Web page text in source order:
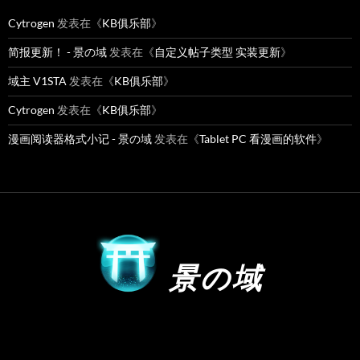
Cytrogen 发表在《KB俱乐部》
简报更新！ - 景の域 发表在《自定义帖子类型 实装更新》
域主 V1STA 发表在《KB俱乐部》
Cytrogen 发表在《KB俱乐部》
漫画阅读器格式小记 - 景の域 发表在《Tablet PC 看漫画的软件》
景の域